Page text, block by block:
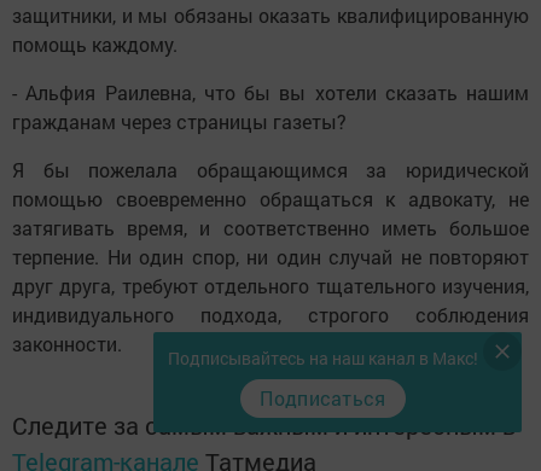
защитники, и мы обязаны оказать квалифицированную
помощь каждому.
- Альфия Раилевна, что бы вы хотели сказать нашим
гражданам через страницы газеты?
Я бы пожелала обращающимся за юридической
помощью своевременно обращаться к адвокату, не
затягивать время, и соответственно иметь большое
терпение. Ни один спор, ни один случай не повторяют
друг друга, требуют отдельного тщательного изучения,
индивидуального подхода, строгого соблюдения
законности.
Следите за самым важным и интересным в
Telegram-канале Татмедиа
Подписывайтесь на наш канал в Макс!
Подписаться